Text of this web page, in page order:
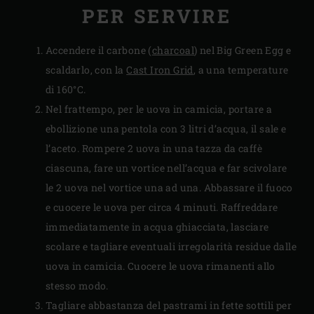
PER SERVIRE
Accendere il carbone (charcoal) nel Big Green Egg e
scaldarlo, con laCast Iron Grid, a una temperature
di 160°C.
Nel frattempo, per le uova in camicia, portare a
ebollizione una pentola con 3 litri d’acqua, il sale e
l’aceto. Rompere 2 uova in una tazza da caffè
ciascuna, fare un vortice nell’acqua e far scivolare
le 2 uova nel vortice una ad una. Abbassare il fuoco
e cuocere le uova per circa 4 minuti. Raffreddare
immediatamente in acqua ghiacciata, lasciare
scolare e tagliare eventuali irregolarità residue dalle
uova in camicia. Cuocere le uova rimanenti allo
stesso modo.
Tagliare abbastanza del pastrami in fette sottili per